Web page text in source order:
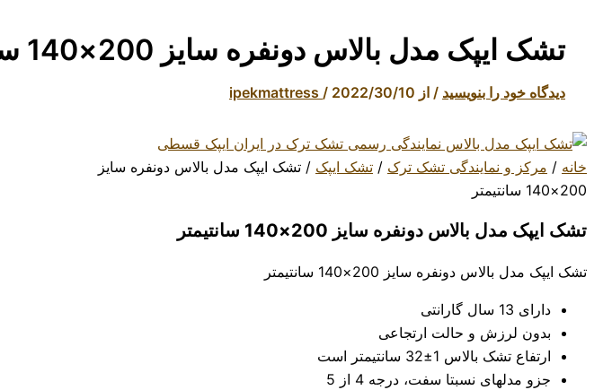
تشک ایپک مدل بالاس دونفره سایز 200×140 سانتیمتر
دیدگاه‌ خود را بنویسید / از ipekmattress / 2022/30/10
خانه / مرکز و نمایندگی تشک ترک / تشک ایپک / تشک ایپک مدل بالاس دونفره سایز
200×140 سانتیمتر
تشک ایپک مدل بالاس دونفره سایز 200×140 سانتیمتر
تشک ایپک مدل بالاس دونفره سایز 200×140 سانتیمتر
دارای 13 سال گارانتی
بدون لرزش و حالت ارتجاعی
ارتفاع تشک بالاس 1±32 سانتیمتر است
جزو مدلهای نسبتا سفت، درجه 4 از 5